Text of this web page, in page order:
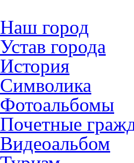
Наш город
Устав города
История
Символика
Фотоальбомы
Почетные
Видеоальбом